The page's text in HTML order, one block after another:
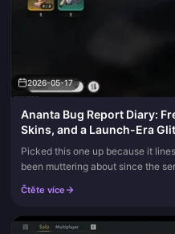
2026-05-17
Ananta Bug Report Diary:
Skins, and a Launch-Era
Picked this one up because it
been muttering about since the
Čtěte více